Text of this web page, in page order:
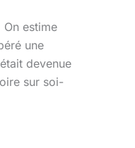
estime
une
devenue
sur soi-